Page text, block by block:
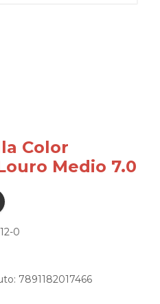
Color
Medio 7.0
0
7891182017466